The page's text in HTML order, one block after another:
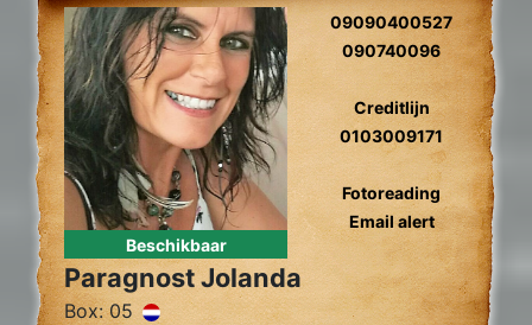
Beschikbaar
09090400527
090740096
Creditlijn
0103009171
Fotoreading
Email alert
Paragnost Jolanda
Box: 05